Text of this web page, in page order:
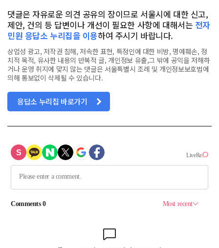
댓글은 자유로운 의견 공유의 장이므로 서울시에 대한 신고,
제안, 건의 등 답변이나 개선이 필요한 사항에 대해서는 전자
민원 응답소 누리집을 이용하여 주시기 바랍니다.
상업성 광고, 저작권 침해, 저속한 표현, 특정인에 대한 비방, 명예훼손, 정
치적 목적, 유사한 내용의 반복적 글, 개인정보 유출,그 밖에 공익을 저해하
거나 운영 취지에 맞지 않는 댓글은 서울특별시 조례 및 개인정보보호법에
의해 통보없이 삭제될 수 있습니다.
응답소 누리집 바로가기